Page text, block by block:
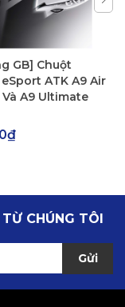
GB] Chuột
ATK A9 Air
A9 Ultimate
CHÚNG TÔI
Gửi